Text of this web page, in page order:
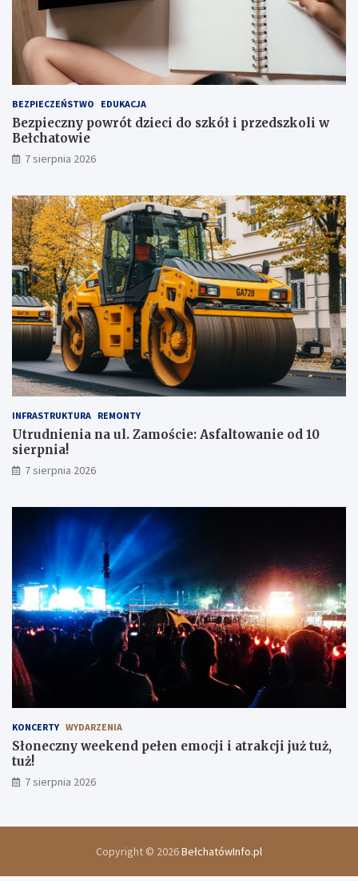
ż
u
ż
,
t
u
ż
BEZPIECZEŃSTWO EDUKACJA
Bezpieczny powrót dzieci do szkół i przedszkoli w
Bełchatowie
7 sierpnia 2026
INFRASTRUKTURA REMONTY
Utrudnienia na ul. Zamoście: Asfaltowanie od 10
sierpnia!
7 sierpnia 2026
KONCERTY WYDARZENIA
Słoneczny weekend pełen emocji i atrakcji już tuż,
tuż!
7 sierpnia 2026
Copyright © 2026BełchatówInfo.pl